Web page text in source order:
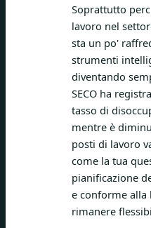
Soprattutto
lavoro nel
sta un po'
strumenti
diventando
SECO ha
tasso di
mentre è
posti di lavoro
come la tua
pianificazione
e conforme alla
rimanere